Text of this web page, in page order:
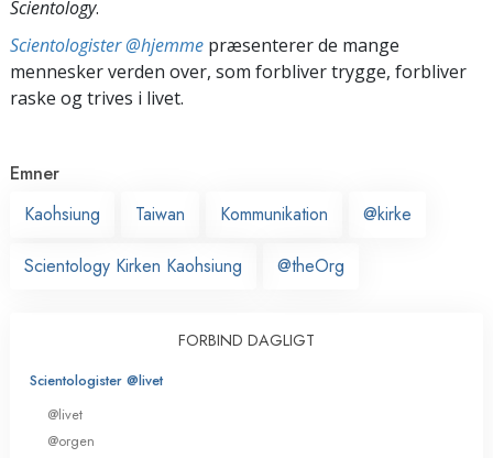
Scientology.
Scientologister @hjemme præsenterer de mange
mennesker verden over, som forbliver trygge, forbliver
raske og trives i livet.
Emner
Kaohsiung
Taiwan Kommunikation @kirke
Scientology Kirken Kaohsiung @theOrg
FORBIND DAGLIGT
Scientologister @livet
@livet
@orgen